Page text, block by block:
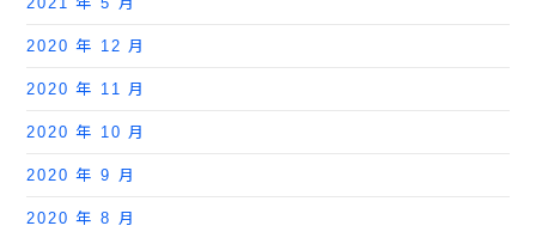
2020 年 12 月
2020 年 11 月
2020 年 10 月
2020 年 9 月
2020 年 8 月